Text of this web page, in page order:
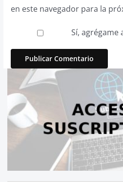
en este navegador para la
Sí, agrégame